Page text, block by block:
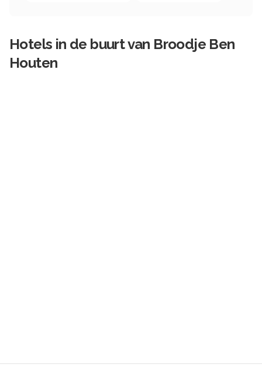
Hotels in de buurt van Broodje Ben
Houten